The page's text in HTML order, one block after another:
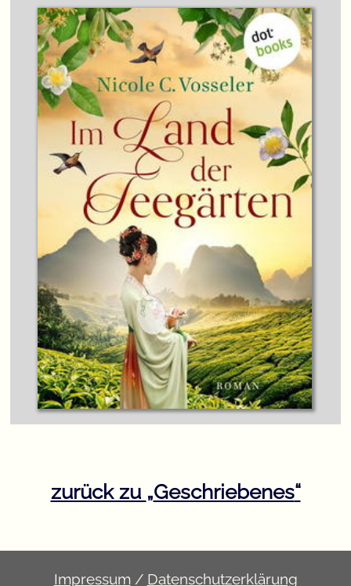
zurück zu Geschriebenes
Impressum/ Datenschutzerklärung